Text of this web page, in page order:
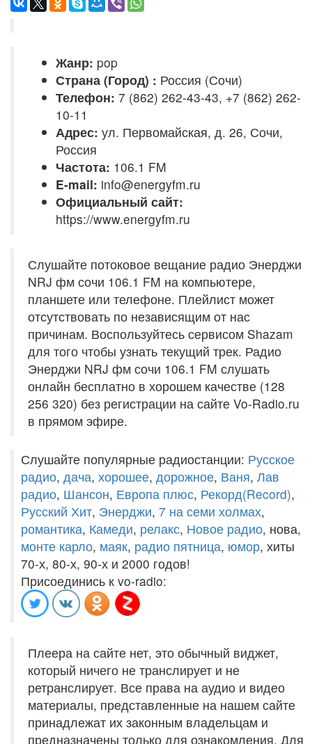
Жанр: pop
Страна (Город) : Россия (Сочи)
Телефон: 7 (862) 262-43-43, +7 (862) 262-
10-11
Адрес: ул. Первомайская, д. 26, Сочи,
Россия
Частота: 106.1 FM
E-mail: info@energyfm.ru
Официальный сайт:
https://www.energyfm.ru
Слушайте потоковое вещание радио Энерджи
NRJ фм сочи 106.1 FM на компьютере,
планшете или телефоне. Плейлист может
отсутствовать по независящим от нас
причинам. Воспользуйтесь сервисом Shazam
для того чтобы узнать текущий трек. Радио
Энерджи NRJ фм сочи 106.1 FM слушать
онлайн бесплатно в хорошем качестве (128
256 320) без регистрации на сайте Vo-Radio.ru
в прямом эфире.
Слушайте популярные радиостанции: Русское
радио, дача, хорошее, дорожное, Ваня, Лав
радио, Шансон, Европа плюс, Рекорд(Record),
Русский Хит, Энерджи, 7 на семи холмах,
романтика, Камеди, релакс, Новое радио, нова,
монте карло, маяк, радио пятница, юмор, хиты
70-х, 80-х, 90-х и 2000 годов!
Присоединись к vo-radio:
Плеера на сайте нет, это обычный виджет,
который ничего не транслирует и не
ретранслирует. Все права на аудио и видео
материалы, представленные на нашем сайте
принадлежат их законным владельцам и
предназначены только для ознакомления. Для